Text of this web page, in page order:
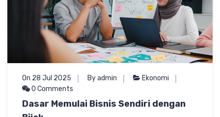
On 28 Jul 2025 By admin
Ekonomi
0 Comments
Dasar Memulai Bisnis Sendiri dengan